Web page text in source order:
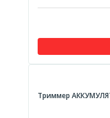
Пилы циркулярные
DENZEL
Триммер